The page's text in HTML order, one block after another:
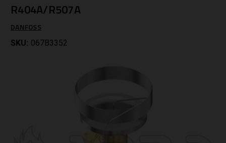
R404A/R507A
DANFOSS
SKU: 067B3352